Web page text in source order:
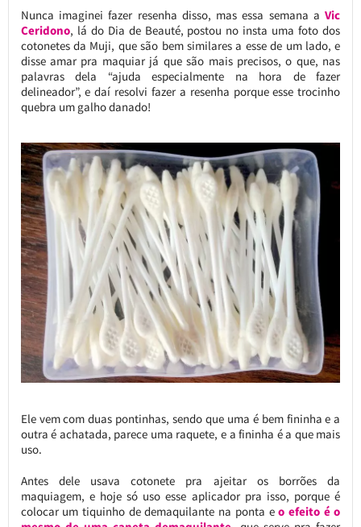
Nunca imaginei fazer resenha disso, mas essa semana aVic
Ceridono, lá do Dia de Beauté, postou no insta uma foto dos
cotonetes da Muji, que são bem similares a esse de um lado, e
disse amar pra maquiar já que são mais precisos, o que, nas
palavras dela “ajuda especialmente na hora de fazer
delineador”, e daí resolvi fazer a resenha porque esse trocinho
quebra um galho danado!
Ele vem com duas pontinhas, sendo que uma é bem fininha e a
outra é achatada, parece uma raquete, e a fininha é a que mais
uso.
Antes dele usava cotonete pra ajeitar os borrões da
maquiagem, e hoje só uso esse aplicador pra isso, porque é
colocar um tiquinho de demaquilante na ponta eo efeito é o